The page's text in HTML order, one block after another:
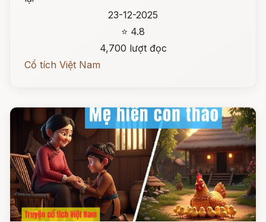
23-12-2025
⭐ 4.8
4,700 lượt đọc
Cổ tích Việt Nam